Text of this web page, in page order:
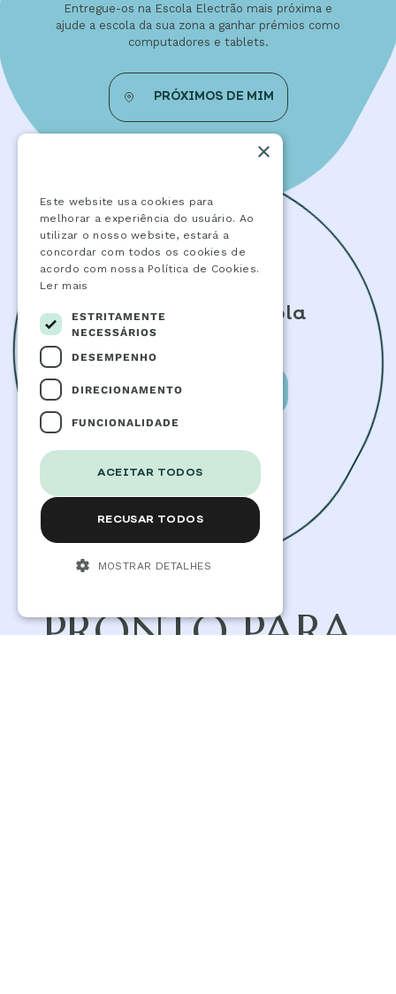
Entregue-os na Escola Electrão mais próxima e
ajude a escola da sua zona a ganhar prémios como
computadores e tablets.
PRÓXIMOS DE MIM
Quer ser uma Escola
Electrão?
SAIBA MAIS
PRONTO PARA
×
Este website usa cookies para
melhorar a experiência do usuário. Ao
utilizar o nosso website, estará a
concordar com todos os cookies de
acordo com nossa Política de Cookies.
Ler mais
ESTRITAMENTE
NECESSÁRIOS
DESEMPENHO
DIRECIONAMENTO
FUNCIONALIDADE
ACEITAR TODOS
RECUSAR TODOS
MOSTRAR DETALHES